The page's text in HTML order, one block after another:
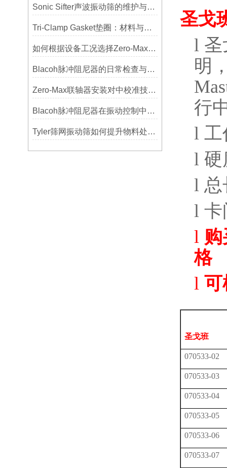
Sonic Sifter声波振动筛的维护与保养指南
Tri-Clamp Gasket垫圈：材料与应用的全面指南
如何根据设备工况选择Zero-Max联轴器？
Blacoh脉冲阻尼器的日常检查与预防性维护清单
Zero-Max联轴器安装对中校准技巧与常见误差分析
Blacoh脉冲阻尼器在振动控制中的作用分析
Tyler筛网振动筛如何提升物料处理能力
圣戈
l 圣
明
行
l 工
l 硬
l 总
l 卡
l
格
l 可
圣戈班
070533-02
070533-03
070533-04
070533-05
070533-06
070533-07